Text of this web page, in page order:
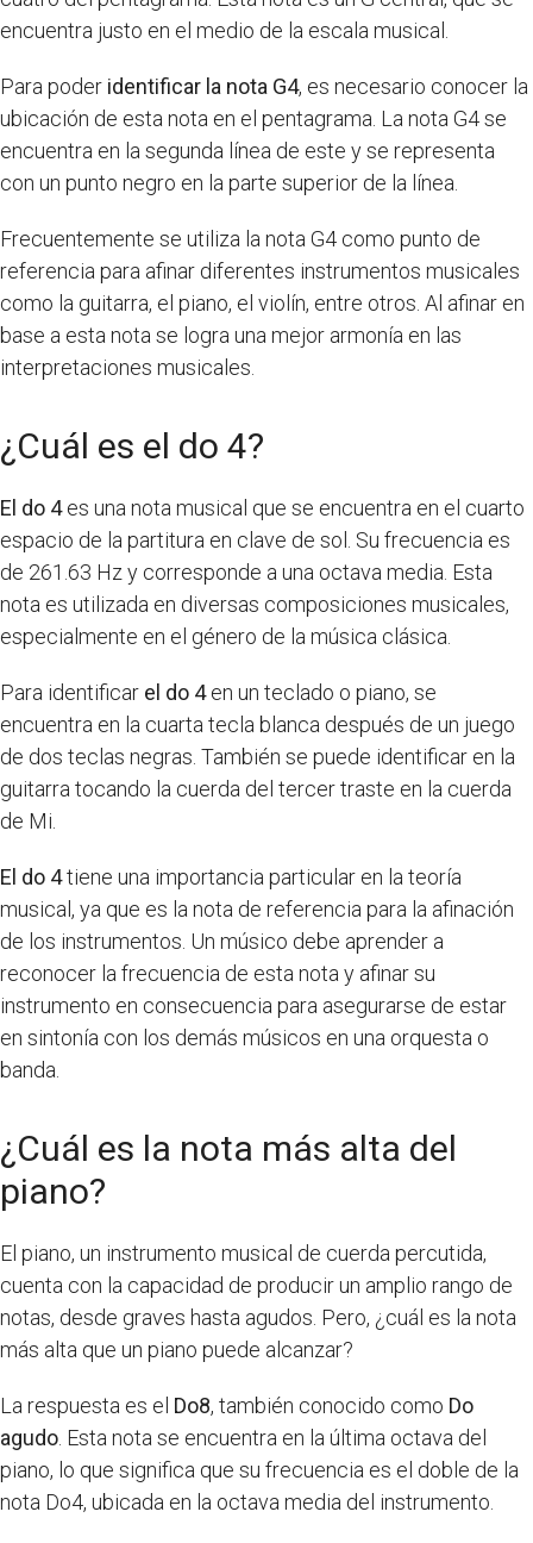
encuentra justo en el medio de la escala musical.
Para poder identificar la nota G4, es necesario conocer la
ubicación de esta nota en el pentagrama. La nota G4 se
encuentra en la segunda línea de este y se representa
con un punto negro en la parte superior de la línea.
Frecuentemente se utiliza la nota G4 como punto de
referencia para afinar diferentes instrumentos musicales
como la guitarra, el piano, el violín, entre otros. Al afinar en
base a esta nota se logra una mejor armonía en las
interpretaciones musicales.
¿Cuál es el do 4?
El do 4es una nota musical que se encuentra en el cuarto
espacio de la partitura en clave de sol. Su frecuencia es
de 261.63 Hz y corresponde a una octava media. Esta
nota es utilizada en diversas composiciones musicales,
especialmente en el género de la música clásica.
Para identificar el do 4en un teclado o piano, se
encuentra en la cuarta tecla blanca después de un juego
de dos teclas negras. También se puede identificar en la
guitarra tocando la cuerda del tercer traste en la cuerda
de Mi.
El do 4tiene una importancia particular en la teoría
musical, ya que es la nota de referencia para la afinación
de los instrumentos. Un músico debe aprender a
reconocer la frecuencia de esta nota y afinar su
instrumento en consecuencia para asegurarse de estar
en sintonía con los demás músicos en una orquesta o
banda.
¿Cuál es la nota más alta del
piano?
El piano, un instrumento musical de cuerda percutida,
cuenta con la capacidad de producir un amplio rango de
notas, desde graves hasta agudos. Pero, ¿cuál es la nota
más alta que un piano puede alcanzar?
La respuesta es el Do8, también conocido como Do
agudo . Esta nota se encuentra en la última octava del
piano, lo que significa que su frecuencia es el doble de la
nota Do4, ubicada en la octava media del instrumento.